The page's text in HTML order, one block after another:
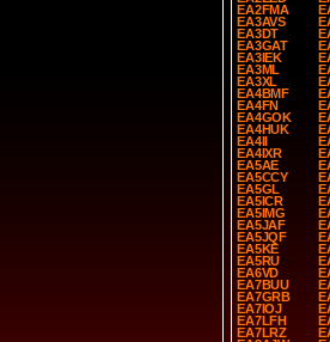
EA2FMA
EA3AVS
EA3DT
EA3GAT
EA3IEK
EA3ML
EA3XL
EA4BMF
EA4FN
EA4GOK
EA4HUK
EA4II
EA4IXR
EA5AE
EA5CCY
EA5GL
EA5ICR
EA5IMG
EA5JAF
EA5JQF
EA5KE
EA5RU
EA6VD
EA7BUU
EA7GRB
EA7IOJ
EA7LFH
EA7LRZ